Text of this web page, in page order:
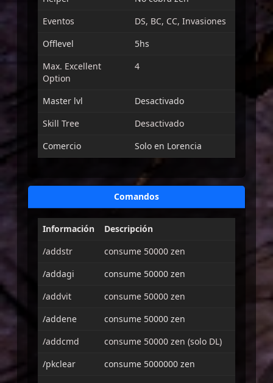
Eventos
DS, BC, CC, Invasiones
Offlevel
5hs
Max. Excellent
Option
4
Master lvl
Desactivado
Skill Tree
Desactivado
Comercio
Solo en Lorencia
Comandos
Información
Descripción
/addstr
consume 50000 zen
/addagi
consume 50000 zen
/addvit
consume 50000 zen
/addene
consume 50000 zen
/addcmd
consume 50000 zen (solo DL)
/pkclear
consume 5000000 zen